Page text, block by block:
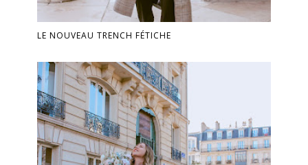
LE NOUVEAU TRENCH FÉTICHE